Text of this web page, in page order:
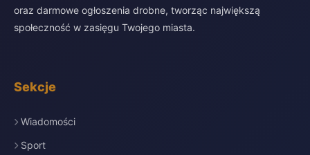
oraz darmowe ogłoszenia drobne, tworząc największą
społeczność w zasięgu Twojego miasta.
Sekcje
Wiadomości
Sport